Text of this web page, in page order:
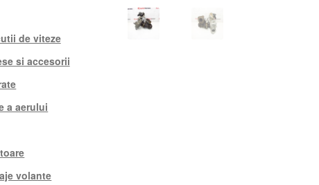
de viteze
si accesorii
a aerului
volante